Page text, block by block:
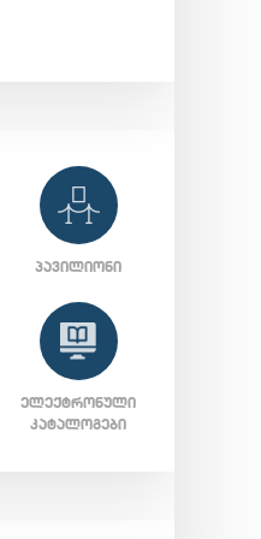
ᲞᲐᲕᲘᲚᲘᲝᲜᲘ
ᲔᲚᲔᲥᲢᲠᲝᲜᲣᲚᲘ
ᲙᲐᲢᲐᲚᲝᲒᲔᲑᲘ